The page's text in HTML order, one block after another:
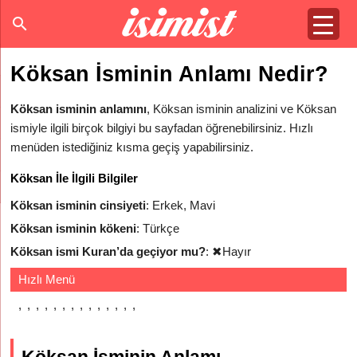
Köksan İsminin Anlamı Nedir?
Köksan isminin anlamını, Köksan isminin analizini ve Köksan
ismiyle ilgili birçok bilgiyi bu sayfadan öğrenebilirsiniz. Hızlı
menüden istediğiniz kısma geçiş yapabilirsiniz.
Köksan İle İlgili Bilgiler
Köksan isminin cinsiyeti: Erkek, Mavi
Köksan isminin kökeni: Türkçe
Köksan ismi Kuran’da geçiyor mu?: ✖Hayır
Hızlı Menü